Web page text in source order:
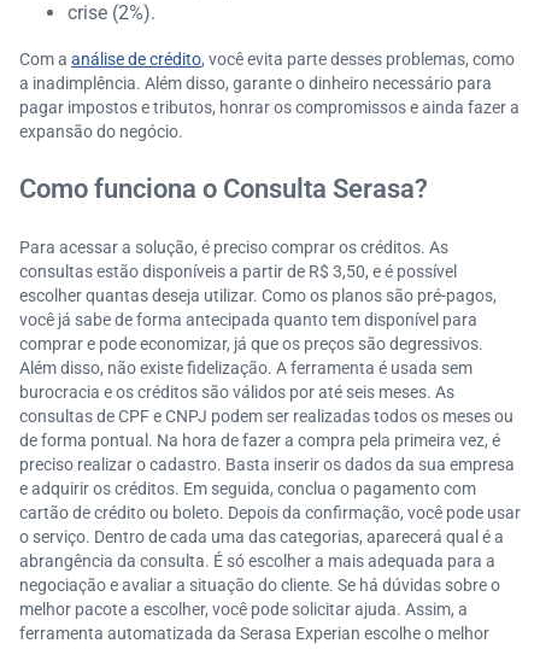
crise (2%).
Com a análise de crédito, você evita parte desses problemas, como
a inadimplência. Além disso, garante o dinheiro necessário para
pagar impostos e tributos, honrar os compromissos e ainda fazer a
expansão do negócio.
Como funciona o Consulta Serasa?
Para acessar a solução, é preciso comprar os créditos. As
consultas estão disponíveis a partir de R$ 3,50, e é possível
escolher quantas deseja utilizar. Como os planos são pré-pagos,
você já sabe de forma antecipada quanto tem disponível para
comprar e pode economizar, já que os preços são degressivos.
Além disso, não existe fidelização. A ferramenta é usada sem
burocracia e os créditos são válidos por até seis meses. As
consultas de CPF e CNPJ podem ser realizadas todos os meses ou
de forma pontual. Na hora de fazer a compra pela primeira vez, é
preciso realizar o cadastro. Basta inserir os dados da sua empresa
e adquirir os créditos. Em seguida, conclua o pagamento com
cartão de crédito ou boleto. Depois da confirmação, você pode usar
o serviço. Dentro de cada uma das categorias, aparecerá qual é a
abrangência da consulta. É só escolher a mais adequada para a
negociação e avaliar a situação do cliente. Se há dúvidas sobre o
melhor pacote a escolher, você pode solicitar ajuda. Assim, a
ferramenta automatizada da Serasa Experian escolhe o melhor